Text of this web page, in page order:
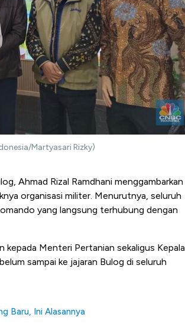
Martyasari Rizky)
Ahmad Rizal Ramdhani menggambarkan
organisasi militer. Menurutnya, seluruh
yang langsung terhubung dengan
kepada Menteri Pertanian sekaligus Kepala
sampai ke jajaran Bulog di seluruh
Baru, Ini Alasannya